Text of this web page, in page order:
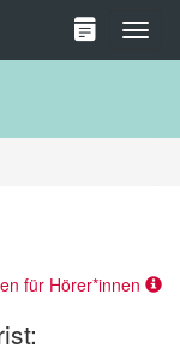
für Hörer*innen